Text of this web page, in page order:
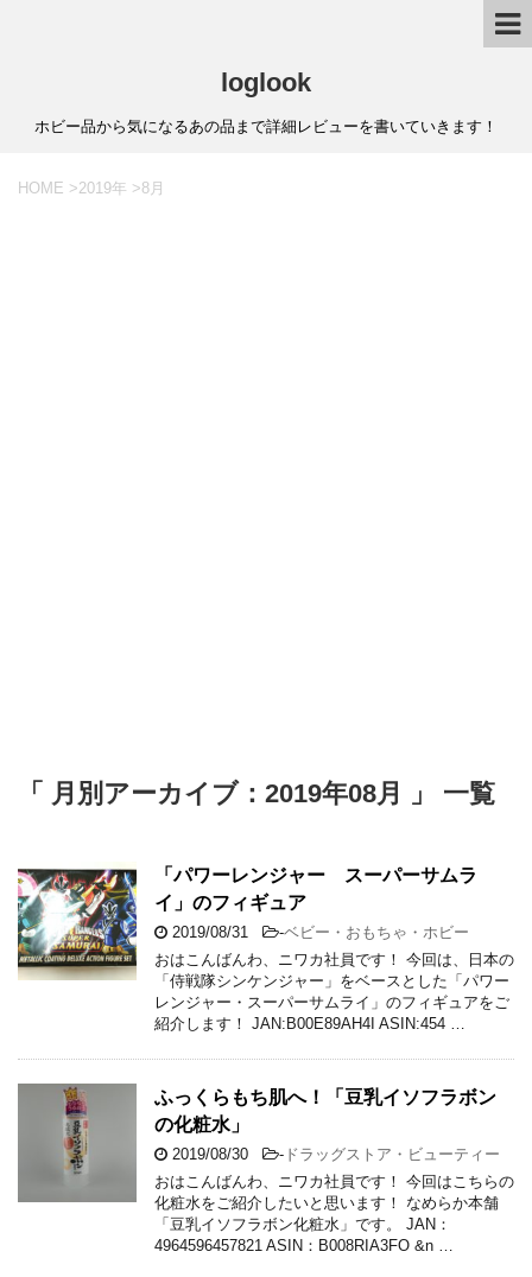
loglook
ホビー品から気になるあの品まで詳細レビューを書いていきます！
HOME >2019年 >8月
「 月別アーカイブ：2019年08月 」 一覧
「パワーレンジャー スーパーサムラ
イ」のフィギュア
2019/08/31 -ベビー・おもちゃ・ホビー
おはこんばんわ、ニワカ社員です！ 今回は、日本の
「侍戦隊シンケンジャー」をベースとした「パワー
レンジャー・スーパーサムライ」のフィギュアをご
紹介します！ JAN:B00E89AH4I ASIN:454 …
ふっくらもち肌へ！「豆乳イソフラボン
の化粧水」
2019/08/30 - ドラッグストア・ビューティー
おはこんばんわ、ニワカ社員です！ 今回はこちらの
化粧水をご紹介したいと思います！ なめらか本舗
「豆乳イソフラボン化粧水」です。 JAN：
4964596457821 ASIN：B008RIA3FO &n …